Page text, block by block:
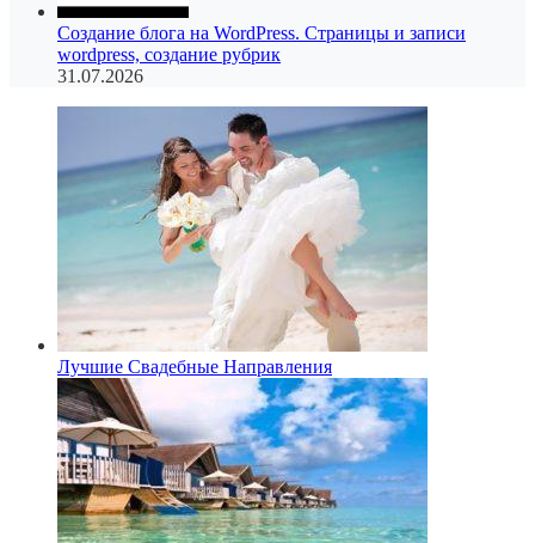
Создание блога на WordPress. Страницы и записи
wordpress, создание рубрик
31.07.2026
Лучшие Свадебные Направления